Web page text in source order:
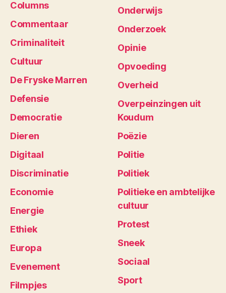
Columns
Commentaar
Criminaliteit
Cultuur
De Fryske Marren
Defensie
Democratie
Dieren
Digitaal
Discriminatie
Economie
Energie
Ethiek
Europa
Evenement
Filmpjes
Onderwijs
Onderzoek
Opinie
Opvoeding
Overheid
Overpeinzingen uit
Koudum
Poëzie
Politie
Politiek
Politieke en ambtelijke
cultuur
Protest
Sneek
Sociaal
Sport